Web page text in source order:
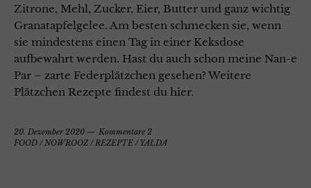
Zitrone, Mehl, Zucker, Eier, Butter und ganz wichtig
Granatapfelgelee. Am besten schmecken sie, wenn
sie mindestens einen Tag in einer Keksdose
aufbewahrt werden. Hast du auch schon meine Nan-e
Par – zarte Federplätzchen gesehen? Weitere
Plätzchen Rezepte findest du hier.
20. Dezember 2020
Kommentare 2
FOOD /NOWROOZ/REZEPTE /YALDA